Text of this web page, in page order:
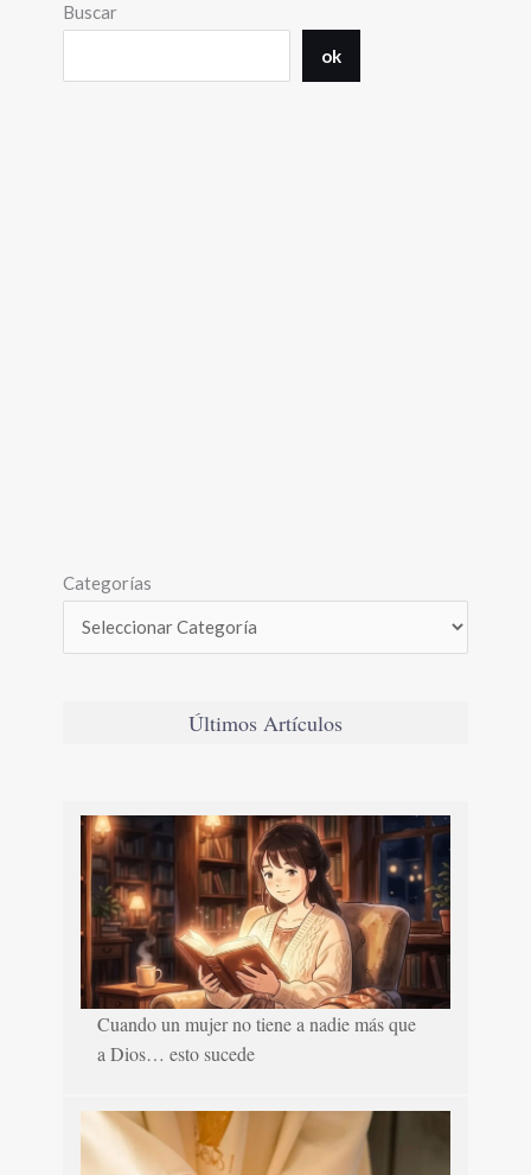
Buscar
ok
Categorías
Últimos Artículos
Cuando un mujer no tiene a nadie más que
a Dios… esto sucede